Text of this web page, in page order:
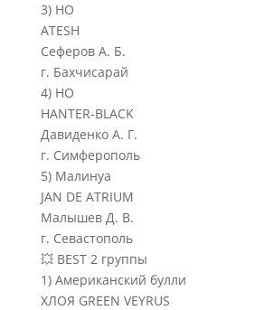
3) НО
ATESH
Сеферов А. Б.
г. Бахчисарай
4) НО
HANTER-BLACK
Давиденко А. Г.
г. Симферополь
5) Малинуа
JAN DE ATRIUM
Малышев Д. В.
г. Севастополь
💥 BEST 2 группы
1) Американский булли
ХЛОЯ GREEN VEYRUS